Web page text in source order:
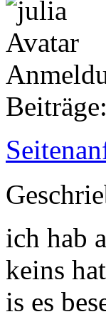
ich hab
keins
is es